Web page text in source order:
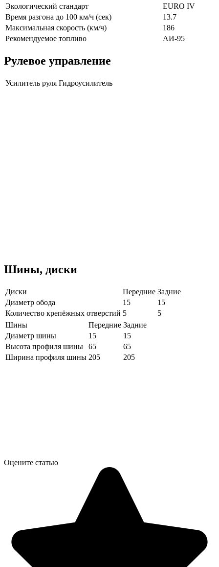
Экологический стандарт
EURO IV
Время разгона до 100 км/ч (сек)
13.7
Максимальная скорость (км/ч)
186
Рекомендуемое топливо
АИ-95
Рулевое управление
Усилитель руля Гидроусилитель
Шины, диски
Диски Передние Задние
Диаметр обода
15
15
Количество крепёжных отверстий 5
5
Шины
Передние Задние
Диаметр шины
15
15
Высота профиля шины
65
65
Ширина профиля шины 205 205
Оцените статью